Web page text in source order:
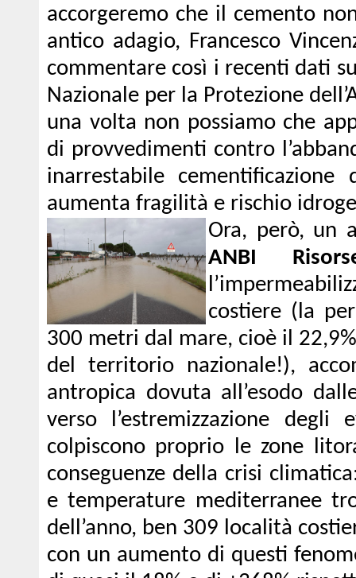
accorgeremo che il cemento
antico adagio, Francesco
commentare così i recenti dati
Nazionale per la Protezione
una volta non possiamo che
di provvedimenti contro
inarrestabile
aumenta fragilità e rischio
Ora, però, un
ANBI
costiere (la
300 metri dal mare, cioè il
del territorio nazionale!),
antropica dovuta all’esodo
verso l’estremizzazione
colpiscono proprio le zone
conseguenze della crisi
e temperature mediterranee
dell’anno, ben 309 località
con un aumento di questi